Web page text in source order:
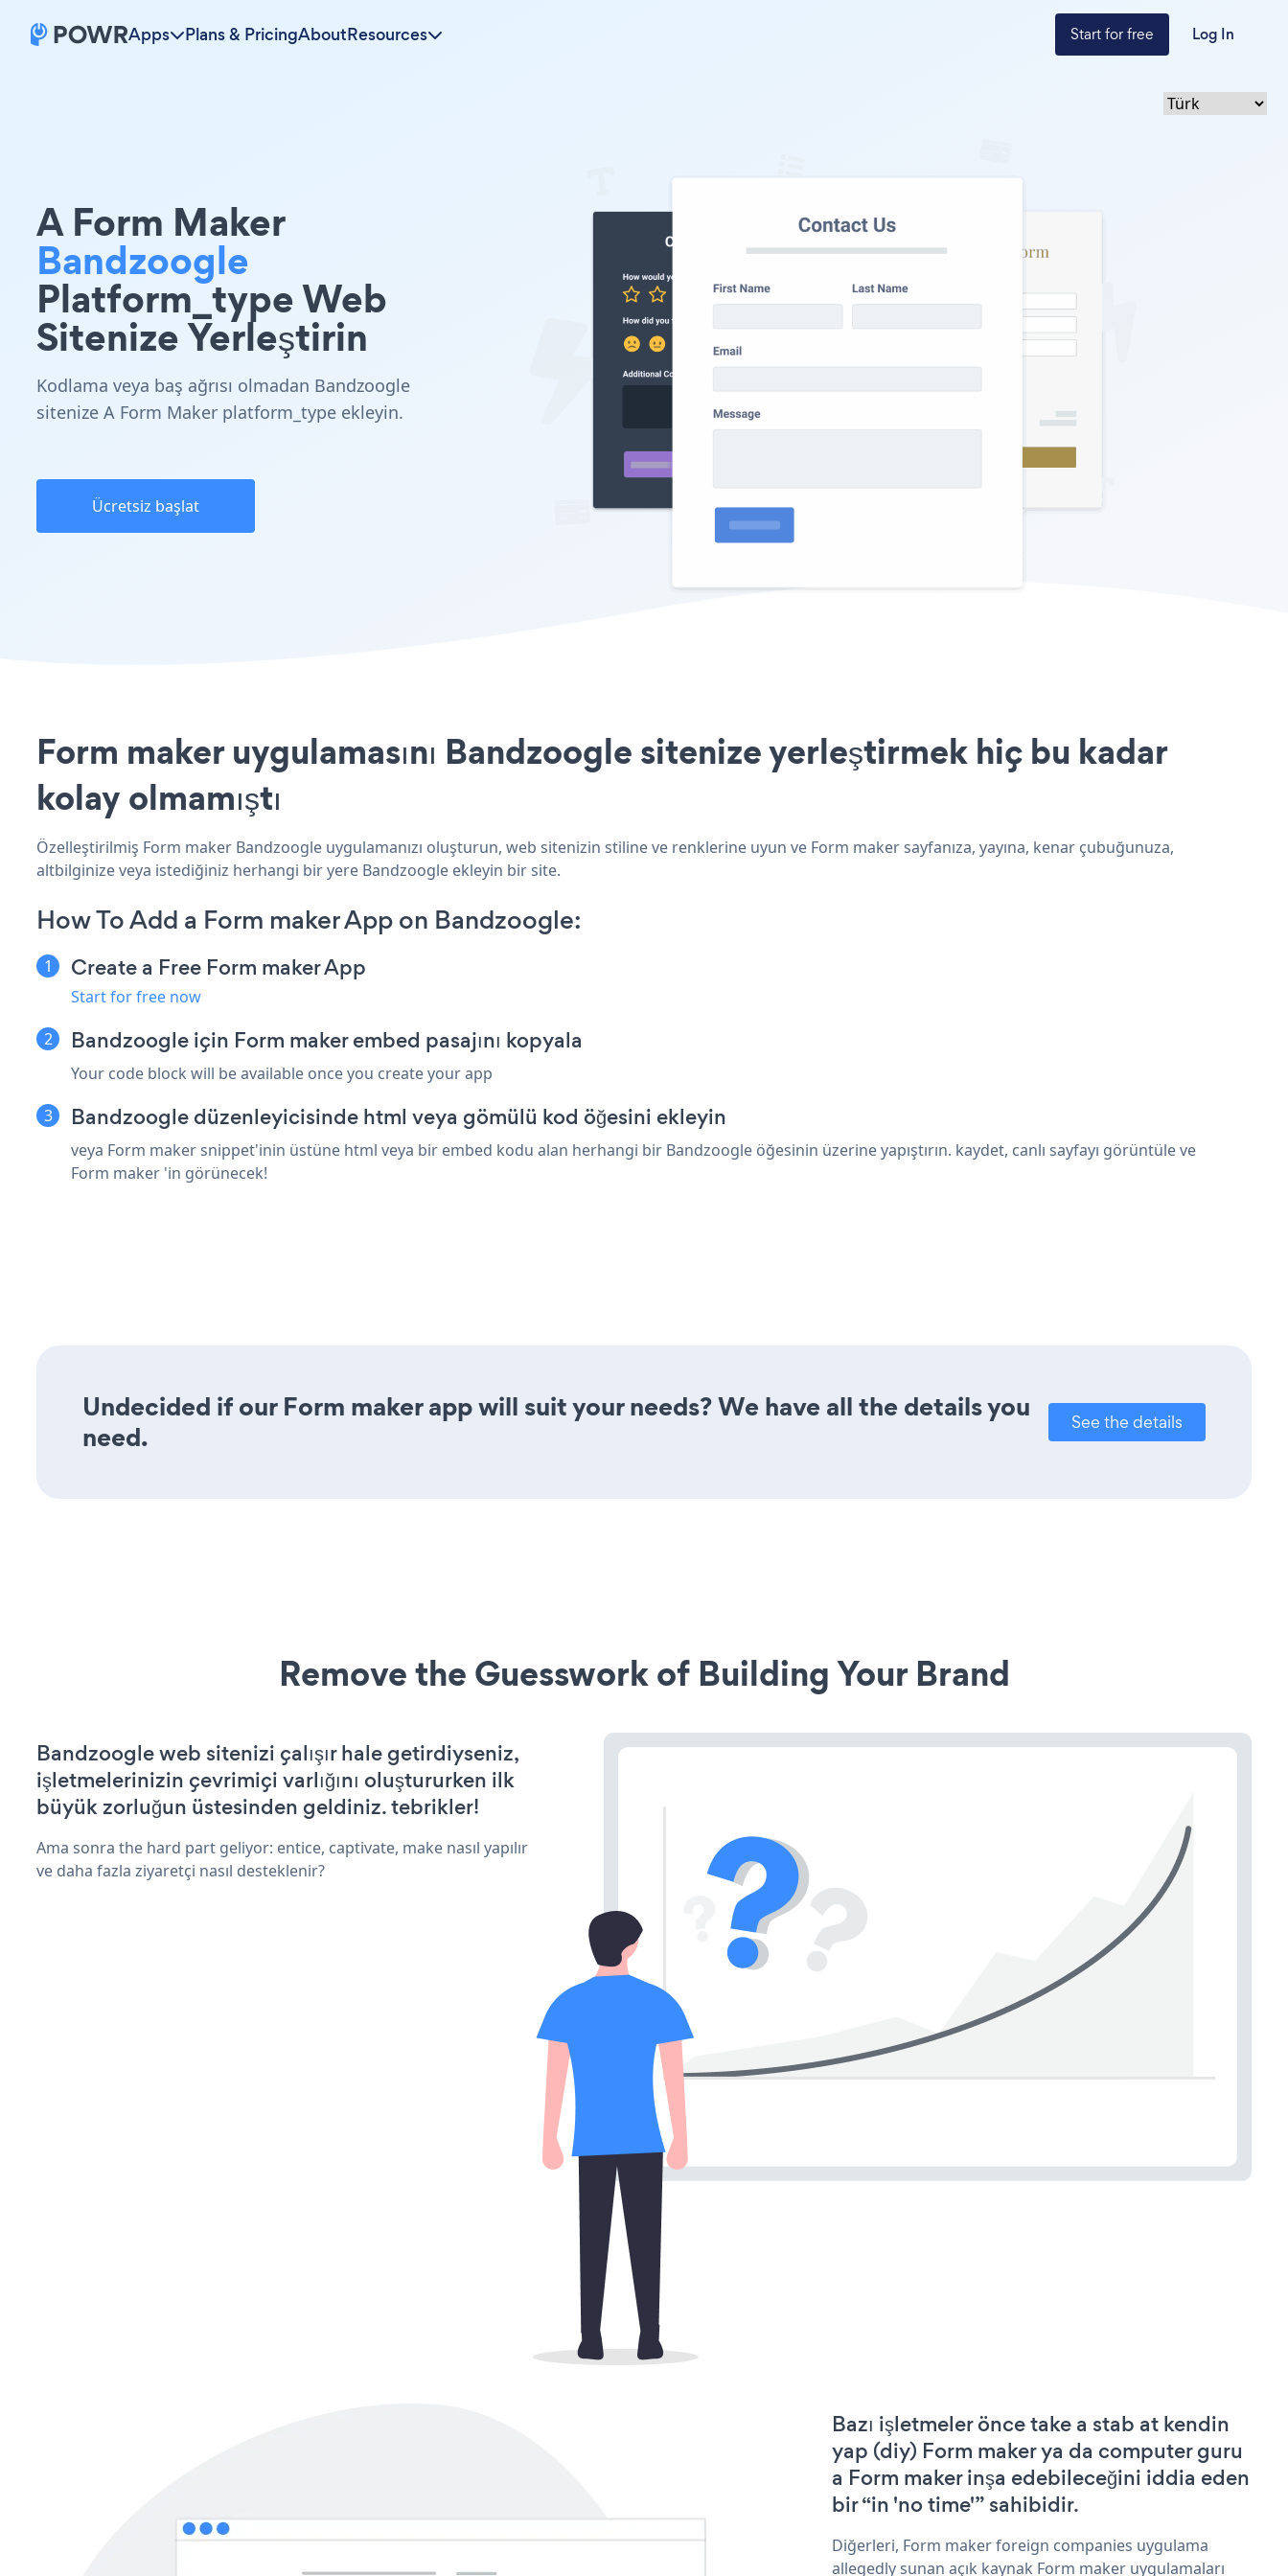
Apps Plans & PricingAboutResources Start for free Log In
A Form Maker
Bandzoogle
Platform_type Web
Sitenize Yerleştirin
Kodlama veya baş ağrısı olmadan Bandzoogle
sitenize A Form Maker platform_type ekleyin.
Ücretsiz başlat
Form maker uygulamasını Bandzoogle sitenize yerleştirmek hiç bu kadar
kolay olmamıştı
Özelleştirilmiş Form maker Bandzoogle uygulamanızı oluşturun, web sitenizin stiline ve renklerine uyun ve Form maker sayfanıza, yayına, kenar çubuğunuza,
altbilginize veya istediğiniz herhangi bir yere Bandzoogle ekleyin bir site.
How To Add a Form maker App on Bandzoogle:
Create a Free Form maker App
Start for free now
Bandzoogle için Form maker embed pasajını kopyala
Your code block will be available once you create your app
Bandzoogle düzenleyicisinde html veya gömülü kod öğesini ekleyin
veya Form maker snippet'inin üstüne html veya bir embed kodu alan herhangi bir Bandzoogle öğesinin üzerine yapıştırın. kaydet, canlı sayfayı görüntüle ve
Form maker 'in görünecek!
Undecided if our Form maker app will suit your needs? We have all the details you
need.
See the details
Remove the Guesswork of Building Your Brand
Bandzoogle web sitenizi çalışır hale getirdiyseniz,
işletmelerinizin çevrimiçi varlığını oluştururken ilk
büyük zorluğun üstesinden geldiniz. tebrikler!
Ama sonra the hard part geliyor: entice, captivate, make nasıl yapılır
ve daha fazla ziyaretçi nasıl desteklenir?
Bazı işletmeler önce take a stab at kendin
yap (diy) Form maker ya da computer guru
a Form maker inşa edebileceğini iddia eden
bir “in 'no time'” sahibidir.
Diğerleri, Form maker foreign companies uygulama
allegedly sunan açık kaynak Form maker uygulamaları